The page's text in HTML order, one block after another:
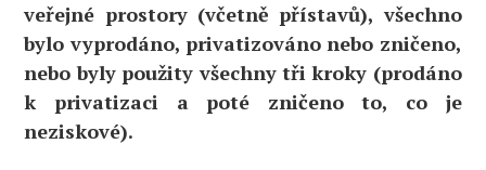
veřejné prostory (včetně přístavů), všechno
bylo vyprodáno, privatizováno nebo zničeno,
nebo byly použity všechny tři kroky (prodáno
k privatizaci a poté zničeno to, co je
neziskové).